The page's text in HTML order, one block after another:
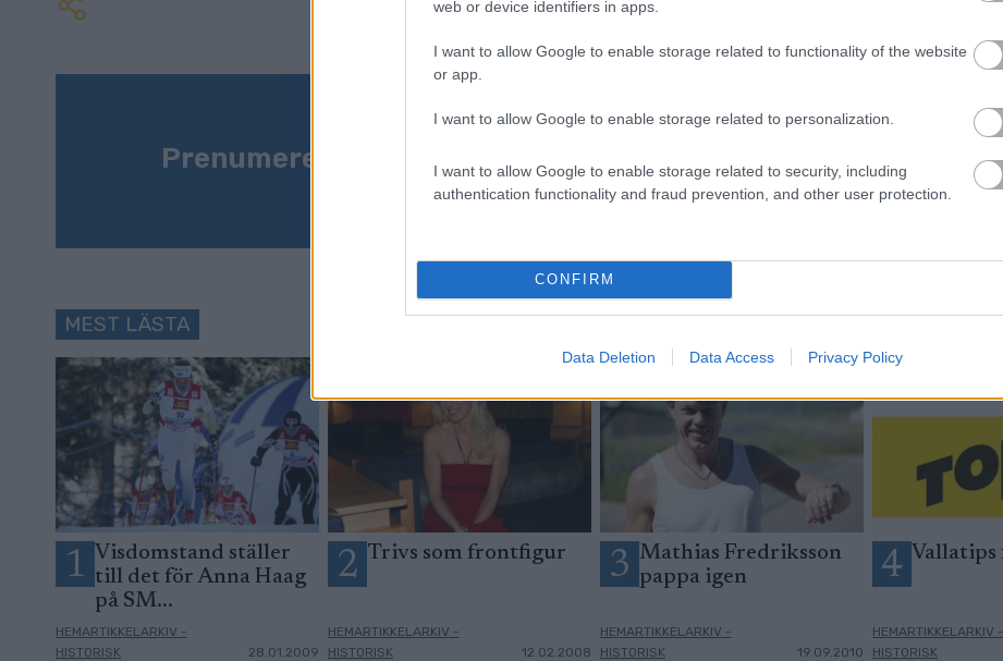
web or device identifiers in apps.
I want to allow Google to enable storage related to functionality of the website
or app.
I want to allow Google to enable storage related to personalization.
I want to allow Google to enable storage related to security, including
authentication functionality and fraud prevention, and other user protection.
CONFIRM
Data Deletion Data Access Privacy Policy
Prenumerera på vårt nyhetsbrev
MEST LÄSTA
1 Visdomstand ställer
till det för Anna Haag
på SM...
HEMARTIKKELARKIV -
HISTORISK
28.01.2009
2 Trivs som frontfigur
HEMARTIKKELARKIV -
HISTORISK
12.02.2008
3 Mathias Fredriksson
pappa igen
HEMARTIKKELARKIV -
HISTORISK
19.09.2010
4 Vallatips
HEMARTIKKELARKIV -
HISTORISK